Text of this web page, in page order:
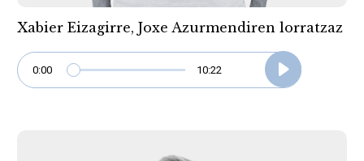
Xabier Eizagirre, Joxe Azurmendiren lorratzaz
0:00 10:22